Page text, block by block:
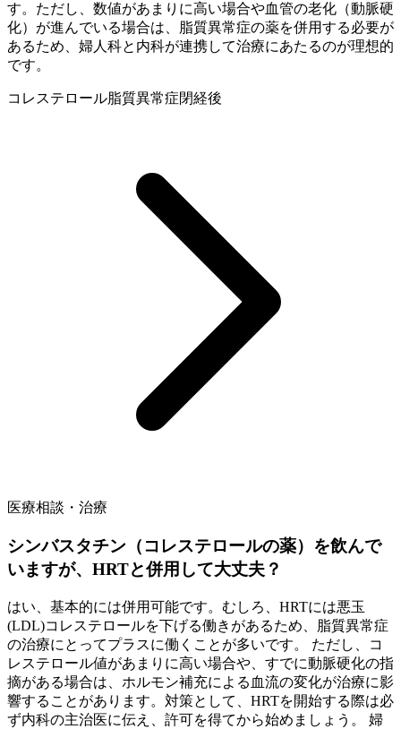
す。ただし、数値があまりに高い場合や血管の老化（動脈硬
化）が進んでいる場合は、脂質異常症の薬を併用する必要が
あるため、婦人科と内科が連携して治療にあたるのが理想的
です。
コレステロール脂質異常症閉経後
医療相談・治療
シンバスタチン（コレステロールの薬）を飲んで
いますが、HRTと併用して大丈夫？
はい、基本的には併用可能です。むしろ、HRTには悪玉
(LDL)コレステロールを下げる働きがあるため、脂質異常症
の治療にとってプラスに働くことが多いです。 ただし、コ
レステロール値があまりに高い場合や、すでに動脈硬化の指
摘がある場合は、ホルモン補充による血流の変化が治療に影
響することがあります。対策として、HRTを開始する際は必
ず内科の主治医に伝え、許可を得てから始めましょう。 婦